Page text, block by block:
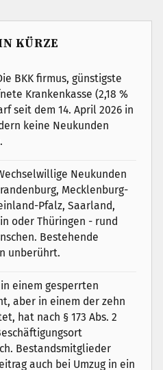
KÜRZE
BKK firmus, günstigste
Krankenkasse (2,18 %
seit dem 14. April 2026 in
keine Neukunden
Neukunden
Mecklenburg-
Pfalz, Saarland,
oder Thüringen - rund
Bestehende
unberührt.
einem gesperrten
aber in einem der zehn
hat nach § 173 Abs. 2
Bestandsmitglieder
auch bei Umzug in ein